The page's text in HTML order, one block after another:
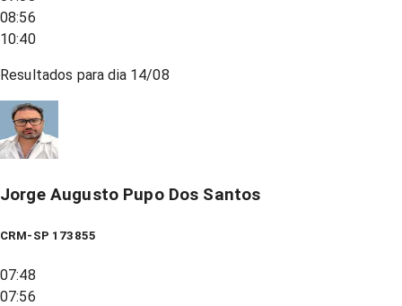
08:56
10:40
Resultados para dia 14/08
Jorge Augusto Pupo Dos Santos
CRM-SP 173855
07:48
07:56